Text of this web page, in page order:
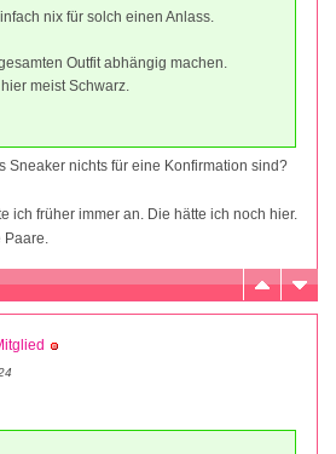
nix für solch einen Anlass.
Outfit abhängig machen.
meist Schwarz.
Sneaker nichts für eine Konfirmation sind?
ich früher immer an. Die hätte ich noch hier.